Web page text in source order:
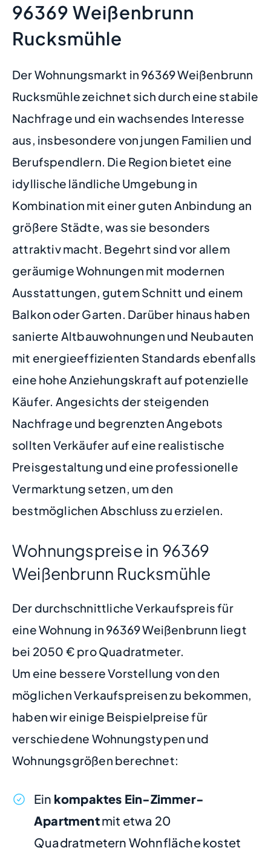
96369 Weißenbrunn
Rucksmühle
Der Wohnungsmarkt in 96369 Weißenbrunn
Rucksmühle zeichnet sich durch eine stabile
Nachfrage und ein wachsendes Interesse
aus, insbesondere von jungen Familien und
Berufspendlern. Die Region bietet eine
idyllische ländliche Umgebung in
Kombination mit einer guten Anbindung an
größere Städte, was sie besonders
attraktiv macht. Begehrt sind vor allem
geräumige Wohnungen mit modernen
Ausstattungen, gutem Schnitt und einem
Balkon oder Garten. Darüber hinaus haben
sanierte Altbauwohnungen und Neubauten
mit energieeffizienten Standards ebenfalls
eine hohe Anziehungskraft auf potenzielle
Käufer. Angesichts der steigenden
Nachfrage und begrenzten Angebots
sollten Verkäufer auf eine realistische
Preisgestaltung und eine professionelle
Vermarktung setzen, um den
bestmöglichen Abschluss zu erzielen.
Wohnungspreise in 96369
Weißenbrunn Rucksmühle
Der durchschnittliche Verkaufspreis für
eine Wohnung in 96369 Weißenbrunn liegt
bei 2050 € pro Quadratmeter.
Um eine bessere Vorstellung von den
möglichen Verkaufspreisen zu bekommen,
haben wir einige Beispielpreise für
verschiedene Wohnungstypen und
Wohnungsgrößen berechnet:
Ein kompaktes Ein-Zimmer-
Apartmentmit etwa 20
Quadratmetern Wohnfläche kostet